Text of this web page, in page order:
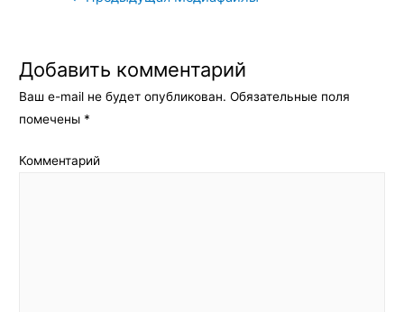
записям
Добавить комментарий
Ваш e-mail не будет опубликован. Обязательные поля
помечены *
Комментарий